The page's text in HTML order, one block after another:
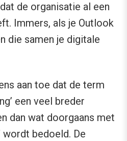
de organisatie al een
Immers, als je Outlook
die samen je digitale
aan toe dat de term
een veel breder
dan wat doorgaans met
wordt bedoeld. De